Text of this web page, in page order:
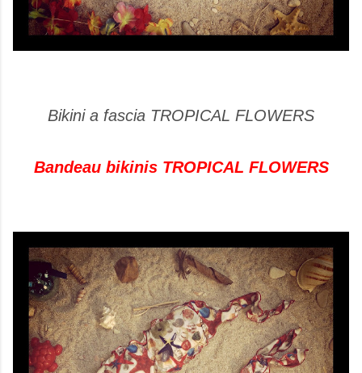
Bikini a fascia TROPICAL FLOWERS
Bandeau bikinis TROPICAL FLOWERS